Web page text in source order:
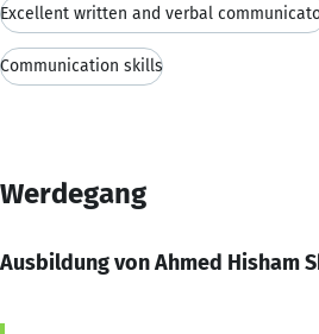
Excellent written and verbal
Communication skills
Werdegang
Ausbildung von Ahmed Hisham